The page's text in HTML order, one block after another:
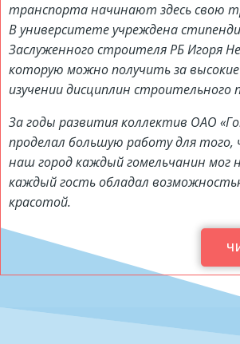
транспорта начинают здесь свою
В университете учреждена
Заслуженного строителя РБ Игоря
которую можно получить за
изучении дисциплин строительного
За годы развития коллектив ОАО
проделал большую работу для того,
наш город каждый гомельчанин мог
каждый гость обладал
красотой.